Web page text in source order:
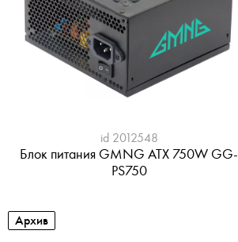
id 2012548
Блок питания GMNG ATX 750W GG-
PS750
Архив